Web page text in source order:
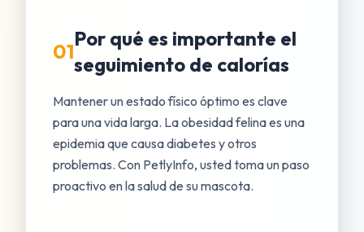
01
Por qué es importante el
seguimiento de calorías
Mantener un estado físico óptimo es clave
para una vida larga. La obesidad felina es una
epidemia que causa diabetes y otros
problemas. Con PetlyInfo, usted toma un paso
proactivo en la salud de su mascota.